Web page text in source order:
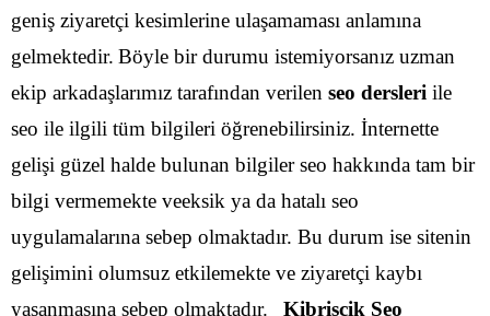
geniş ziyaretçi kesimlerine ulaşamaması anlamına
gelmektedir. Böyle bir durumu istemiyorsanız uzman
ekip arkadaşlarımız tarafından verilen seo dersleri ile
seo ile ilgili tüm bilgileri öğrenebilirsiniz. İnternette
gelişi güzel halde bulunan bilgiler seo hakkında tam bir
bilgi vermemekte veeksik ya da hatalı seo
uygulamalarına sebep olmaktadır. Bu durum ise sitenin
gelişimini olumsuz etkilemekte ve ziyaretçi kaybı
yaşanmasına sebep olmaktadır.
Kibriscik Seo